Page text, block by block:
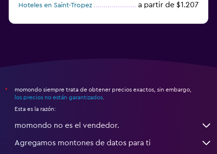
Hoteles en Saint-Tropez
a partir de $1.207
*
momondo siempre trata de obtener precios exactos, sin embargo,
los precios no están garantizados
Esta es la razón:
momondo no es el vendedor.
Agregamos montones de datos para ti